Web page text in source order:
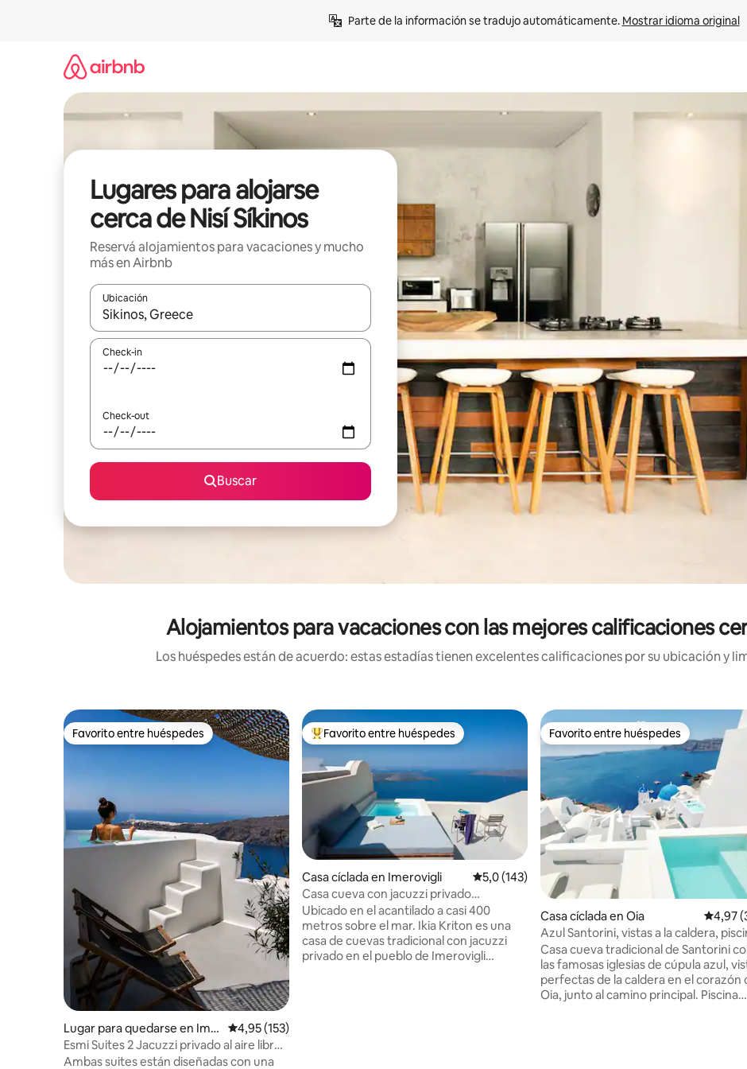
Parte de la información se tradujo automáticamente. Mostrar idioma original
Lugares para alojarse
cerca de Nisí Síkinos
Reservá alojamientos para vacaciones y mucho
más en Airbnb
Ubicación
Cuando los resultados estén disponibles, navegá con las teclas de flecha hacia arriba y hacia abajo o explorá deslizando el
Check-in
Check-out
Buscar
Alojamientos para vacaciones con las mejores calificaciones
Los huéspedes están de acuerdo: estas estadías tienen excelentes calificaciones por su ubicación y
Favorito entre huéspedes
Favorito entre huéspedes
Lugar para quedarse en Ime
rovigli
Calificación promedio: 4,95 de 5. 153 evaluaciones
4,95 (153)
Esmi Suites 2 Jacuzzi privado al aire libre
Vista al atardecer
Ambas suites están diseñadas con una
Favorito entre los huéspedes más destacados
Favorito entre huéspedes
Casa cíclada en Imerovigli Calificación promedio: 5,0 de 5. 143 evaluaciones
5,0 (143)
Casa cueva con jacuzzi privado
climatizado
Ubicado en el acantilado a casi 400
metros sobre el mar. Ikia Kriton es una
casa de cuevas tradicional con jacuzzi
privado en el pueblo de Imerovigli
Favorito entre huéspedes
Favorito entre huéspedes
Casa cíclada en Oia
4,97
Azul Santorini, vistas a la caldera,
privada
Casa cueva tradicional de Santorini
las famosas iglesias de cúpula azul,
perfectas de la caldera en el corazón
Oia, junto al camino principal. Piscina